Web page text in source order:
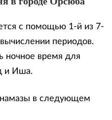
с помощью 1-й из 7-
периодов.
ночное время для
и Иша.
в следующем